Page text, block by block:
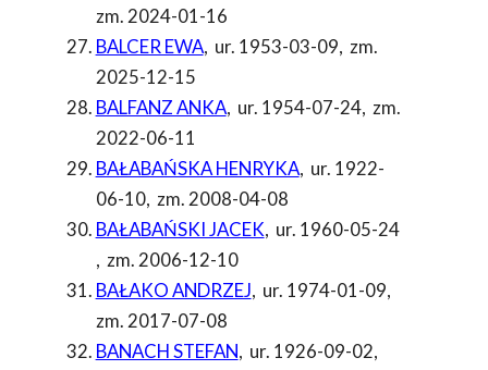
zm. 2024-01-16
BALCER EWA, ur. 1953-03-09, zm.
2025-12-15
BALFANZ ANKA, ur. 1954-07-24, zm.
2022-06-11
BAŁABAŃSKA HENRYKA, ur. 1922-
06-10, zm. 2008-04-08
BAŁABAŃSKI JACEK, ur. 1960-05-24
, zm. 2006-12-10
BAŁAKO ANDRZEJ, ur. 1974-01-09,
zm. 2017-07-08
BANACH STEFAN, ur. 1926-09-02,